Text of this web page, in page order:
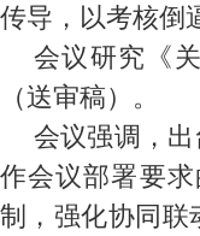
传导，以考核倒
会议研究《
（送审稿）。
会议强调，
作会议部署要
制，强化协同联